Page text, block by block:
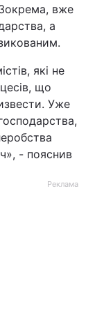
Зокрема, вже
а
які не
що
Уже
- пояснив
Реклама